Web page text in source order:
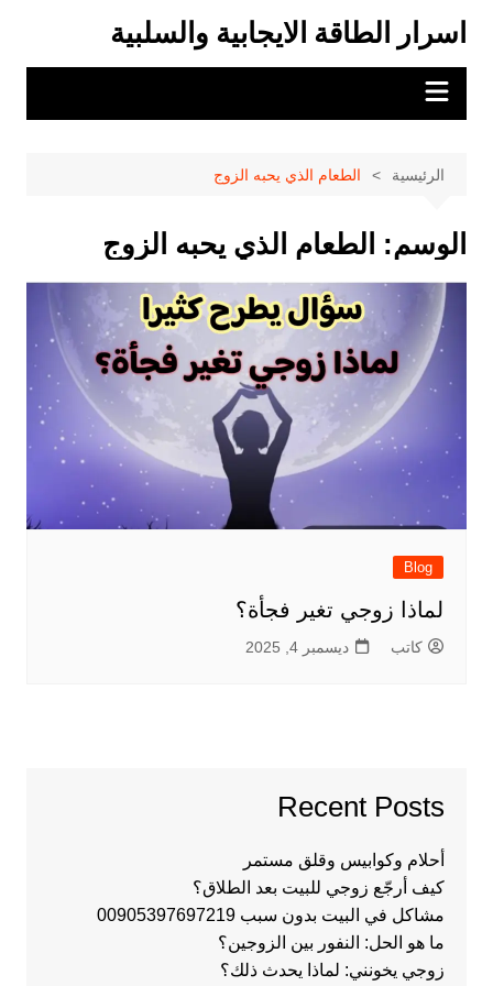
المحتوى
اسرار الطاقة الايجابية والسلبية
الرئيسية الطعام الذي يحبه الزوج
الوسم: الطعام الذي يحبه الزوج
Blog
لماذا زوجي تغير فجأة؟
كاتب ديسمبر 4, 2025
Recent Posts
أحلام وكوابيس وقلق مستمر
كيف أرجّع زوجي للبيت بعد الطلاق؟
مشاكل في البيت بدون سبب 00905397697219
ما هو الحل: النفور بين الزوجين؟
زوجي يخونني: لماذا يحدث ذلك؟